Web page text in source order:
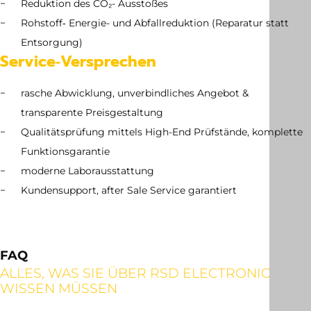
Reduktion des CO₂- Ausstoßes
Rohstoff‑ Energie- und Abfallreduktion (Reparatur statt
Entsorgung)
Service‑Versprechen
rasche Abwicklung, unverbindliches Angebot &
transparente Preisgestaltung
Qualitätsprüfung mittels High-End Prüfstände, komplette
Funktionsgarantie
moderne Laborausstattung
Kundensupport, after Sale Service garantiert
FAQ
ALLES, WAS SIE ÜBER RSD ELECTRONIC
WISSEN MÜSSEN